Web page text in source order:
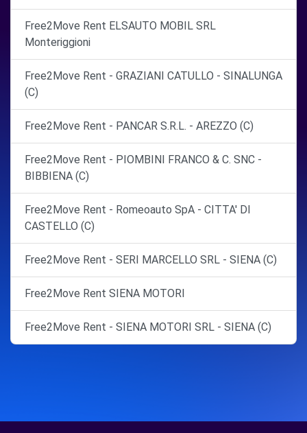
Free2Move Rent ELSAUTO MOBIL SRL
Monteriggioni
Free2Move Rent - GRAZIANI CATULLO - SINALUNGA
(C)
Free2Move Rent - PANCAR S.R.L. - AREZZO (C)
Free2Move Rent - PIOMBINI FRANCO & C. SNC -
BIBBIENA (C)
Free2Move Rent - Romeoauto SpA - CITTA' DI
CASTELLO (C)
Free2Move Rent - SERI MARCELLO SRL - SIENA (C)
Free2Move Rent SIENA MOTORI
Free2Move Rent - SIENA MOTORI SRL - SIENA (C)